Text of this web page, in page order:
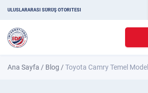
ULUSLARARASI SÜRÜŞ OTORITESI
Ana Sayfa / Blog /Toyota Camry Temel